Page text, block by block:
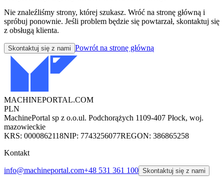
Nie znaleźliśmy strony, której szukasz. Wróć na stronę główną i
spróbuj ponownie. Jeśli problem będzie się powtarzał, skontaktuj się
z obsługą klienta.
Skontaktuj się z nami Powrót na stronę główną
MACHINEPORTAL.COM
PLN
MachinePortal sp z o.o.ul. Podchorążych 1109-407 Płock, woj.
mazowieckie
KRS: 0000862118NIP: 7743256077REGON: 386865258
Kontakt
info@machineportal.com+48 531 361 100 Skontaktuj się z nami